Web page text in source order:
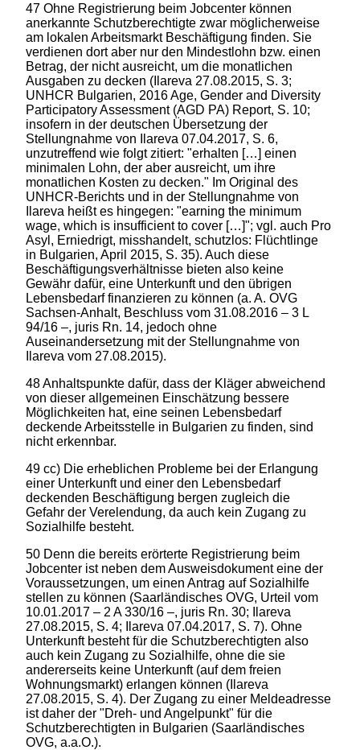
47 Ohne Registrierung beim Jobcenter können
anerkannte Schutzberechtigte zwar möglicherweise
am lokalen Arbeitsmarkt Beschäftigung finden. Sie
verdienen dort aber nur den Mindestlohn bzw. einen
Betrag, der nicht ausreicht, um die monatlichen
Ausgaben zu decken (Ilareva 27.08.2015, S. 3;
UNHCR Bulgarien, 2016 Age, Gender and Diversity
Participatory Assessment (AGD PA) Report, S. 10;
insofern in der deutschen Übersetzung der
Stellungnahme von Ilareva 07.04.2017, S. 6,
unzutreffend wie folgt zitiert: "erhalten […] einen
minimalen Lohn, der aber ausreicht, um ihre
monatlichen Kosten zu decken." Im Original des
UNHCR-Berichts und in der Stellungnahme von
Ilareva heißt es hingegen: "earning the minimum
wage, which is insufficient to cover […]"; vgl. auch Pro
Asyl, Erniedrigt, misshandelt, schutzlos: Flüchtlinge
in Bulgarien, April 2015, S. 35). Auch diese
Beschäftigungsverhältnisse bieten also keine
Gewähr dafür, eine Unterkunft und den übrigen
Lebensbedarf finanzieren zu können (a. A. OVG
Sachsen-Anhalt, Beschluss vom 31.08.2016 – 3 L
94/16 –, juris Rn. 14, jedoch ohne
Auseinandersetzung mit der Stellungnahme von
Ilareva vom 27.08.2015).
48 Anhaltspunkte dafür, dass der Kläger abweichend
von dieser allgemeinen Einschätzung bessere
Möglichkeiten hat, eine seinen Lebensbedarf
deckende Arbeitsstelle in Bulgarien zu finden, sind
nicht erkennbar.
49 cc) Die erheblichen Probleme bei der Erlangung
einer Unterkunft und einer den Lebensbedarf
deckenden Beschäftigung bergen zugleich die
Gefahr der Verelendung, da auch kein Zugang zu
Sozialhilfe besteht.
50 Denn die bereits erörterte Registrierung beim
Jobcenter ist neben dem Ausweisdokument eine der
Voraussetzungen, um einen Antrag auf Sozialhilfe
stellen zu können (Saarländisches OVG, Urteil vom
10.01.2017 – 2 A 330/16 –, juris Rn. 30; Ilareva
27.08.2015, S. 4; Ilareva 07.04.2017, S. 7). Ohne
Unterkunft besteht für die Schutzberechtigten also
auch kein Zugang zu Sozialhilfe, ohne die sie
andererseits keine Unterkunft (auf dem freien
Wohnungsmarkt) erlangen können (Ilareva
27.08.2015, S. 4). Der Zugang zu einer Meldeadresse
ist daher der "Dreh- und Angelpunkt" für die
Schutzberechtigten in Bulgarien (Saarländisches
OVG, a.a.O.).